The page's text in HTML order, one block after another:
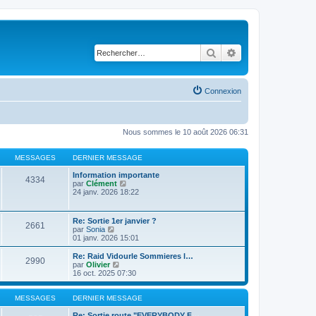
Rechercher
Connexion
Nous sommes le 10 août 2026 06:31
MESSAGES DERNIER MESSAGE
4334
Information importante
par Clément
o
l
t
e
r
l
d
e
r
n
i
24 janv. 2026 18:22
2661
Re: Sortie 1er janvier ?
par Sonia
o
n
s
u
l
e
r
l
e
01 janv. 2026 15:01
2990
Re: Raid Vidourle Sommieres l…
par Olivier
o
n
s
u
l
16 oct. 2025 07:30
MESSAGES DERNIER MESSAGE